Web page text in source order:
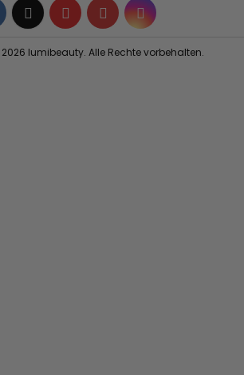
Facebook
TwitterYouTubePinterestInstagram
lumibeauty. Alle Rechte vorbehalten.